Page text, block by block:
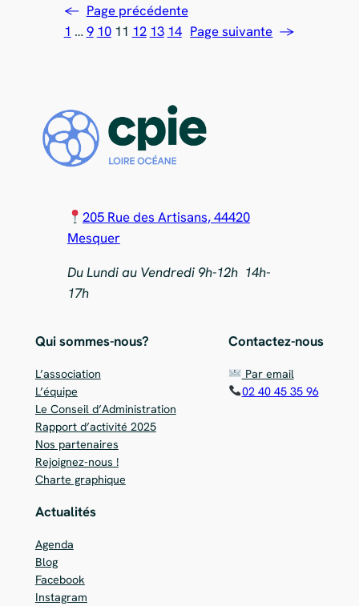
← Page précédente
1 … 9 10 11 12 13 14 Page suivante →
205 Rue des Artisans, 44420
Mesquer
Du Lundi au Vendredi 9h-12h 14h-
17h
Qui sommes-nous?
L’association
L’équipe
Le Conseil d’Administration
Rapport d’activité 2025
Nos partenaires
Rejoignez-nous !
Charte graphique
Contactez-nous
Par email
02 40 45 35 96
Actualités
Agenda
Blog
Facebook
Instagram